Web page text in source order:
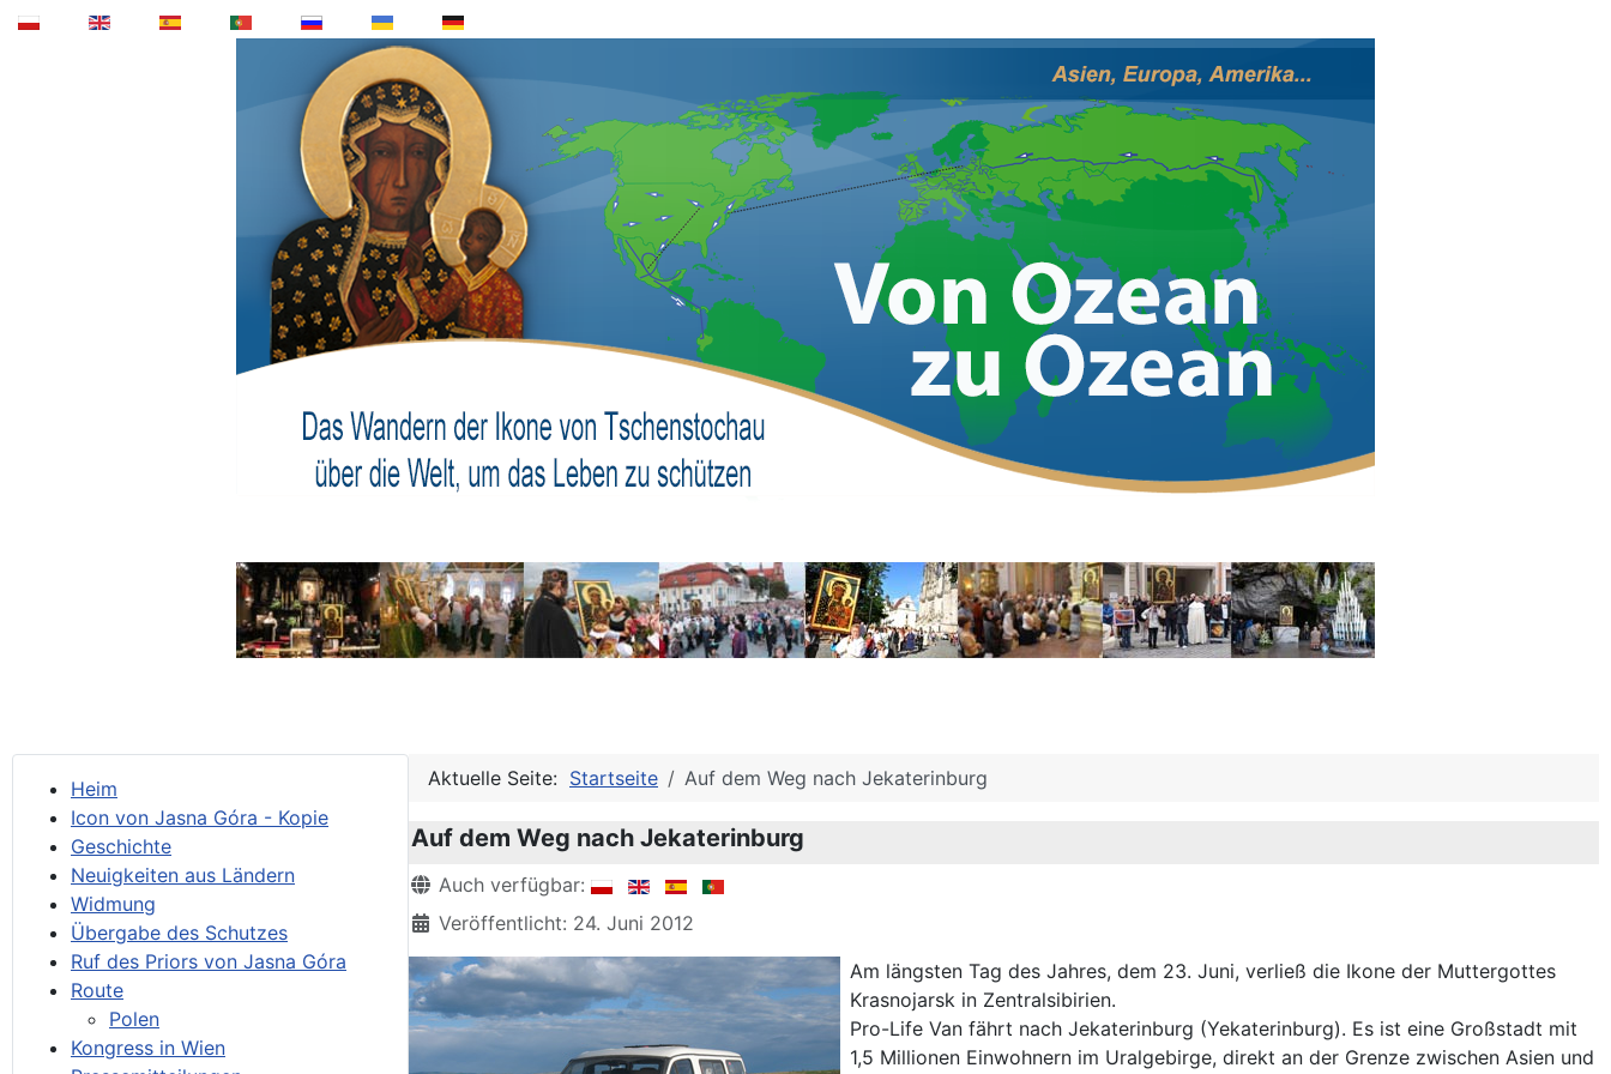
Heim
Icon von Jasna Góra - Kopie
Geschichte
Neuigkeiten aus Ländern
Widmung
Übergabe des Schutzes
Ruf des Priors von Jasna Góra
Route
Polen
Kongress in Wien
Aktuelle Seite: Startseite Auf dem Weg nach Jekaterinburg
Auf dem Weg nach Jekaterinburg
Details
Auch verfügbar:
Veröffentlicht: 24. Juni 2012
Am längsten Tag des Jahres, dem 23. Juni, verließ die Ikone der Muttergottes
Krasnojarsk in Zentralsibirien.
Pro-Life Van fährt nach Jekaterinburg (Yekaterinburg). Es ist eine Großstadt mit
1,5 Millionen Einwohnern im Uralgebirge, direkt an der Grenze zwischen Asien und